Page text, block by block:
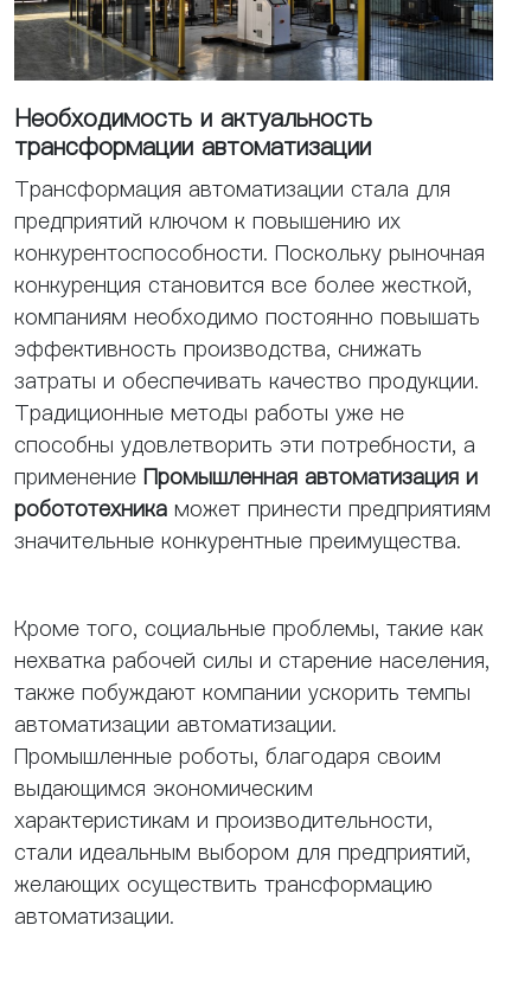
Необходимость и актуальность
трансформации автоматизации
Трансформация автоматизации стала для
предприятий ключом к повышению их
конкурентоспособности. Поскольку рыночная
конкуренция становится все более жесткой,
компаниям необходимо постоянно повышать
эффективность производства, снижать
затраты и обеспечивать качество продукции.
Традиционные методы работы уже не
способны удовлетворить эти потребности, а
применение Промышленная автоматизация и
робототехника может принести предприятиям
значительные конкурентные преимущества.
Кроме того, социальные проблемы, такие как
нехватка рабочей силы и старение населения,
также побуждают компании ускорить темпы
автоматизации автоматизации.
Промышленные роботы, благодаря своим
выдающимся экономическим
характеристикам и производительности,
стали идеальным выбором для предприятий,
желающих осуществить трансформацию
автоматизации.